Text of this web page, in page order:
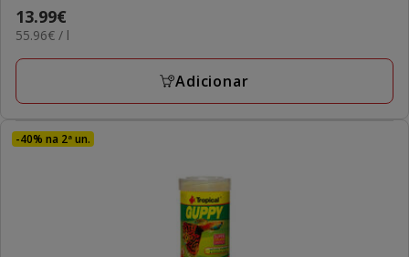
Preço
13.99€
13.99€
55.96€
L
55.96€ / l
Adicionar
-40% na 2ª un.